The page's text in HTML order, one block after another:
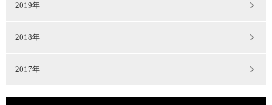
2019年
2018年
2017年